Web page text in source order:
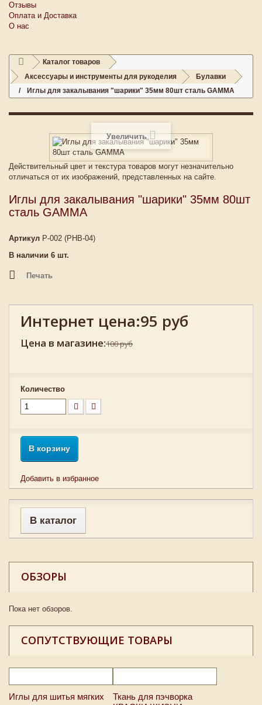
Отзывы
Оплата и Доставка
О нас
Каталог товаров
Аксессуары и инструменты для рукоделия
Булавки
Иглы для закалывания "шарики" 35мм 80шт сталь GAMMA
Увеличить
Действительный цвет и текстура товаров могут незначительно
отличаться от их изображений, представленных на сайте.
Иглы для закалывания "шарики" 35мм 80шт
сталь GAMMA
Артикул P-002 (PHB-04)
В наличии 6 шт.
Печать
Интернет цена:95 руб
Цена в магазине:100 руб
Количество
В корзину
Добавить в избранное
В каталог
ОБЗОРЫ
Пока нет обзоров.
СОПУТСТВУЮЩИЕ ТОВАРЫ
Иглы для шитья мягких
Ткань для пэчворка